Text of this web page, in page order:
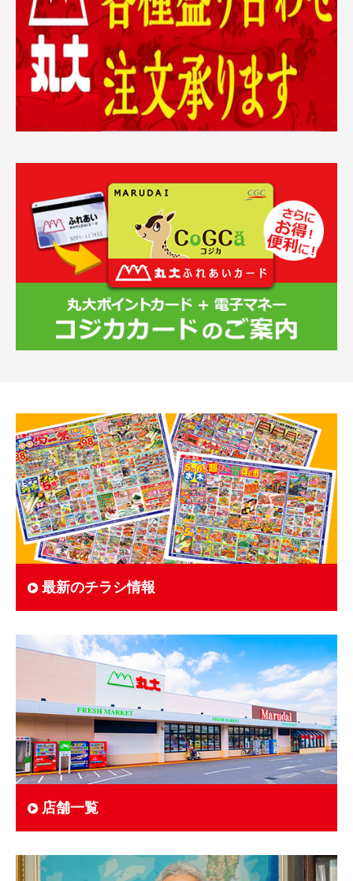
最新のチラシ情報
店舗一覧